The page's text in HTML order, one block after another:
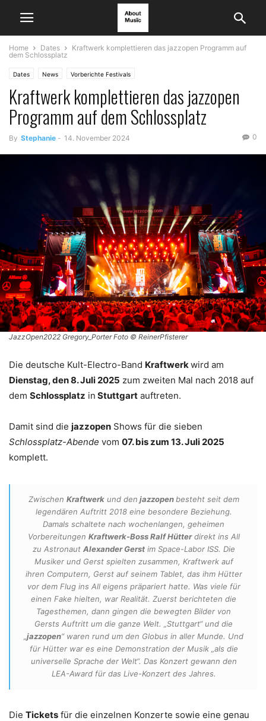
Home Dates
Kraftwerk komplettieren das jazzopen Programm auf
dem Schlossplatz
Dates News Vorberichte Festivals
Kraftwerk komplettieren das jazzopen
Programm auf dem Schlossplatz
By Stephanie - 14. November 2024 0
JazzOpen2022 Gregory_Porter Foto © ReinerPfisterer
Die deutsche Kult-Electro-Band Kraftwerk wird am
Dienstag, den 8. Juli 2025 zum zweiten Mal nach 2018 auf
dem Schlossplatz in Stuttgart auftreten.
Damit sind die jazzopen Shows für die sieben
Schlossplatz-Abende vom 07. bis zum 13. Juli 2025
komplett.
Zwischen Kraftwerkund den jazzopen besteht seit dem
legendären Auftritt 2018 eine besondere Beziehung.
Damals schaltete nach wochenlangen, geheimen
Vorbereitungen Kraftwerk-Boss Ralf Hütterdirekt ins All
zu Astronaut Alexander Gerstim Space-Labor ISS. Die
Musiker und Gerst spielten zusammen, Kraftwerk auf
ihren Computern, Gerst auf seinem Tablet, das ihm Hütter
vor dem Flug ins All eigens präpariert hatte. Was viele für
einen Fake hielten, war Realität. Zuerst berichteten die
Tagesthemen, dann gingen die bewegten Bilder von
Gersts Auftritt um die ganze Welt. „Stuttgart“ und die
jazzopen“ waren rund um den Globus in aller Munde. Und
für Hütter war es eine Demonstration der Musik „als die
universelle Sprache der Welt“. Das Konzert gewann den
LEA-Award für das Live-Konzert des Jahres.
Die Tickets für die einzelnen Konzerte sowie eine genau